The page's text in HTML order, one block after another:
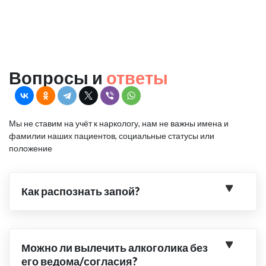
Вопросы и ответы
Мы не ставим на учёт к наркологу, нам не важны имена и
фамилии наших пациентов, социальные статусы или
положение
Как распознать запой?
Можно ли вылечить алкоголика без
его ведома/согласия?